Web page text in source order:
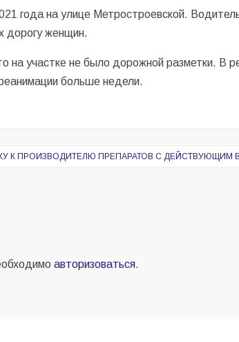
года на улице Метростроевской.
дорогу женщин.
на участке не было дорожной разметки. В
больше недели.
К ПРОИЗВОДИТЕЛЮ ПРЕПАРАТОВ С ДЕЙСТВУЮЩИМ
авторизоваться.